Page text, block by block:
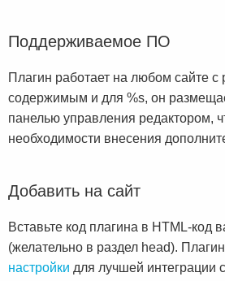
Поддерживаемое ПО
Плагин работает на любом сайте
содержимым и для %s, он
панелью управления редактором,
необходимости внесения
Добавить на сайт
Вставьте код плагина в HTML-код
(желательно в раздел head).
настройки для лучшей интеграции